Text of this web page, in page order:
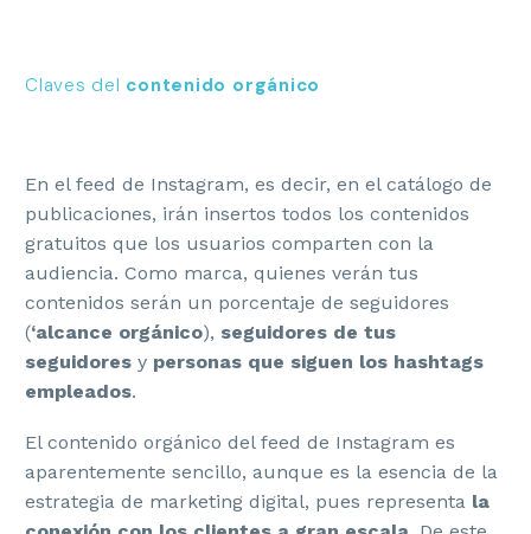
Claves del contenido orgánico
En el feed de Instagram, es decir, en el catálogo de
publicaciones, irán insertos todos los contenidos
gratuitos que los usuarios comparten con la
audiencia. Como marca, quienes verán tus
contenidos serán un porcentaje de seguidores
(‘alcance orgánico), seguidores de tus
seguidores y personas que siguen los hashtags
empleados.
El contenido orgánico del feed de Instagram es
aparentemente sencillo, aunque es la esencia de la
estrategia de marketing digital, pues representa la